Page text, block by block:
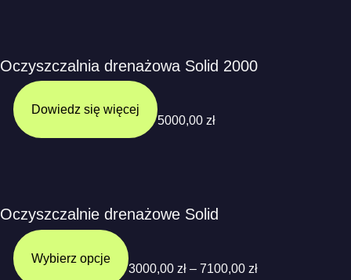
Oczyszczalnia drenażowa Solid 2000
Dowiedz się więcej
5000,00 zł
Oczyszczalnie drenażowe Solid
Wybierz opcje
3000,00 zł– 7100,00 zł